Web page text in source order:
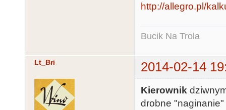
http://allegro.pl/
Bucik Na Trola
Lt_Bri 2014-02-14
Kierownik
drobne